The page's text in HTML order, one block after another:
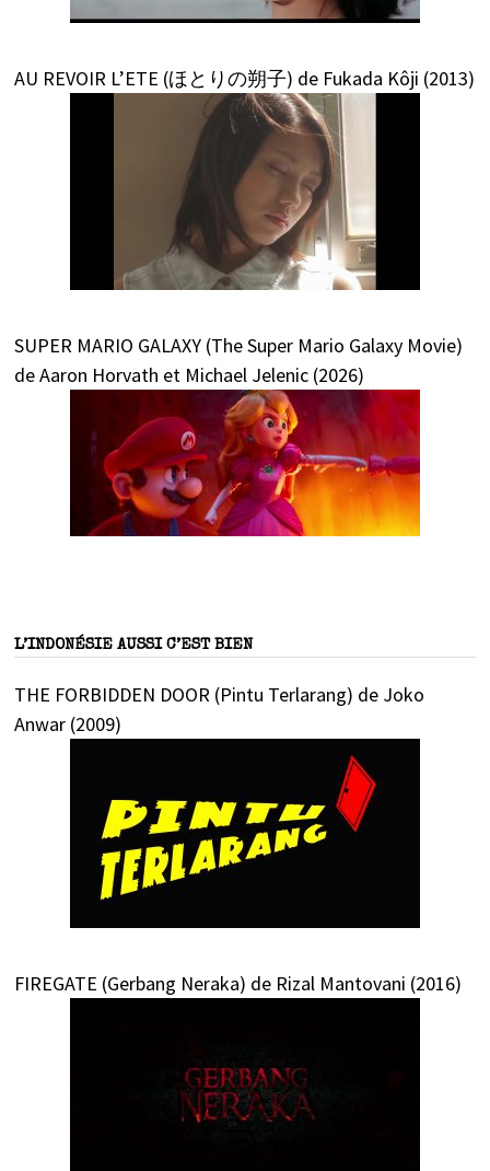
AU REVOIR L’ETE (ほとりの朔子) de Fukada Kôji (2013)
SUPER MARIO GALAXY (The Super Mario Galaxy Movie)
de Aaron Horvath et Michael Jelenic (2026)
L’INDONÉSIE AUSSI C’EST BIEN
THE FORBIDDEN DOOR (Pintu Terlarang) de Joko
Anwar (2009)
FIREGATE (Gerbang Neraka) de Rizal Mantovani (2016)